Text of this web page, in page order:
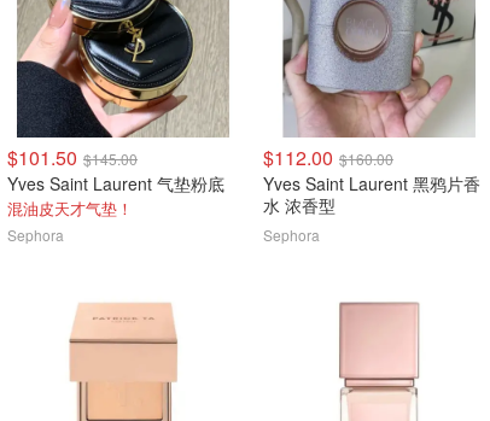
$101.50 $145.00
Yves Saint Laurent 气垫粉底
混油皮天才气垫！
Sephora
$112.00 $160.00
Yves Saint Laurent 黑鸦片香
水 浓香型
Sephora